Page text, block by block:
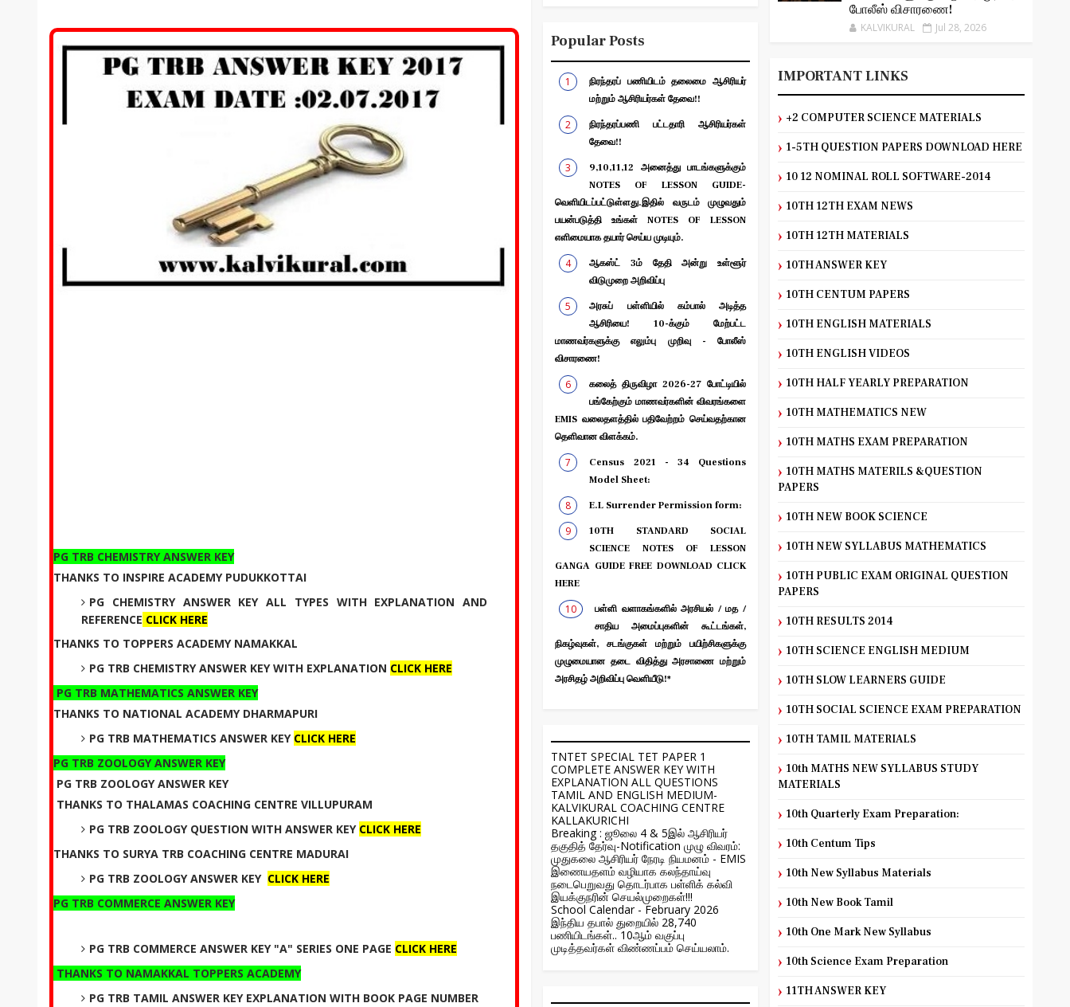
PG TRB CHEMISTRY ANSWER KEY
THANKS TO INSPIRE ACADEMY PUDUKKOTTAI
PG CHEMISTRY ANSWER KEY ALL TYPES WITH EXPLANATION AND
REFERENCE CLICK HERE
THANKS TO TOPPERS ACADEMY NAMAKKAL
PG TRB CHEMISTRY ANSWER KEY WITH EXPLANATION CLICK HERE
PG TRB MATHEMATICS ANSWER KEY
THANKS TO NATIONAL ACADEMY DHARMAPURI
PG TRB MATHEMATICS ANSWER KEY CLICK HERE
PG TRB ZOOLOGY ANSWER KEY
PG TRB ZOOLOGY ANSWER KEY
THANKS TO THALAMAS COACHING CENTRE VILLUPURAM
PG TRB ZOOLOGY QUESTION WITH ANSWER KEY CLICK HERE
THANKS TO SURYA TRB COACHING CENTRE MADURAI
PG TRB ZOOLOGY ANSWER KEY CLICK HERE
PG TRB COMMERCE ANSWER KEY
PG TRB COMMERCE ANSWER KEY "A" SERIES ONE PAGE CLICK HERE
THANKS TO NAMAKKAL TOPPERS ACADEMY
PG TRB TAMIL ANSWER KEY EXPLANATION WITH BOOK PAGE NUMBER
Popular Posts
நிரந்தரப் பணியிடம் தலைமை ஆசிரியர்
மற்றும் ஆசிரியர்கள் தேவை!!
நிரந்தரப்பணி பட்டதாரி ஆசிரியர்கள்
தேவை!!
9,10,11,12 அனைத்து பாடங்களுக்கும்
NOTES OF LESSON GUIDE-
வெளியிடப்பட்டுள்ளது.இதில் வருடம் முழுவதும்
பயன்படுத்தி உங்கள் NOTES OF LESSON
எளிமையாக தயார் செய்ய முடியும்.
ஆகஸ்ட் 3ம் தேதி அன்று உள்ளூர்
விடுமுறை அறிவிப்பு
அரசுப் பள்ளியில் கம்பால் அடித்த
ஆசிரியை! 10-க்கும் மேற்பட்ட
மாணவர்களுக்கு எலும்பு முறிவு - போலீஸ்
விசாரணை!
கலைத் திருவிழா 2026-27 போட்டியில்
பங்கேற்கும் மாணவர்களின் விவரங்களை
EMIS வலைதளத்தில் பதிவேற்றம் செய்வதற்கான
தெளிவான விளக்கம்.
Census 2021 - 34 Questions
Model Sheet:
E.L Surrender Permission form:
10TH STANDARD SOCIAL
SCIENCE NOTES OF LESSON
GANGA GUIDE FREE DOWNLOAD CLICK
HERE
பள்ளி வளாகங்களில் அரசியல் / மத /
சாதிய அமைப்புகளின் கூட்டங்கள்,
நிகழ்வுகள், சடங்குகள் மற்றும் பயிற்சிகளுக்கு
முழுமையான தடை விதித்து அரசாணை மற்றும்
அரசிதழ் அறிவிப்பு வெளியீடு!*
TNTET SPECIAL TET PAPER 1
COMPLETE ANSWER KEY WITH
EXPLANATION ALL QUESTIONS
TAMIL AND ENGLISH MEDIUM-
KALVIKURAL COACHING CENTRE
KALLAKURICHI
Breaking : ஜூலை 4 & 5இல் ஆசிரியர்
தகுதித் தேர்வு-Notification முழு விவரம்:
முதுகலை ஆசிரியர் நேரடி நியமனம் - EMIS
இணையதளம் வழியாக கலந்தாய்வு
நடைபெறுவது தொடர்பாக பள்ளிக் கல்வி
இயக்குநரின் செயல்முறைகள்!!!
School Calendar - February 2026
இந்திய தபால் துறையில் 28,740
பணியிடங்கள்.. 10ஆம் வகுப்பு
முடித்தவர்கள் விண்ணப்பம் செய்யலாம்.
போலீஸ் விசாரணை!
KALVIKURAL Jul 28, 2026
IMPORTANT LINKS
+2 COMPUTER SCIENCE MATERIALS
1-5TH QUESTION PAPERS DOWNLOAD HERE
10 12 NOMINAL ROLL SOFTWARE-2014
10TH 12TH EXAM NEWS
10TH 12TH MATERIALS
10TH ANSWER KEY
10TH CENTUM PAPERS
10TH ENGLISH MATERIALS
10TH ENGLISH VIDEOS
10TH HALF YEARLY PREPARATION
10TH MATHEMATICS NEW
10TH MATHS EXAM PREPARATION
10TH MATHS MATERILS &QUESTION
PAPERS
10TH NEW BOOK SCIENCE
10TH NEW SYLLABUS MATHEMATICS
10TH PUBLIC EXAM ORIGINAL QUESTION
PAPERS
10TH RESULTS 2014
10TH SCIENCE ENGLISH MEDIUM
10TH SLOW LEARNERS GUIDE
10TH SOCIAL SCIENCE EXAM PREPARATION
10TH TAMIL MATERIALS
10th MATHS NEW SYLLABUS STUDY
MATERIALS
10th Quarterly Exam Preparation:
10th Centum Tips
10th New Syllabus Materials
10th New Book Tamil
10th One Mark New Syllabus
10th Science Exam Preparation
11TH ANSWER KEY